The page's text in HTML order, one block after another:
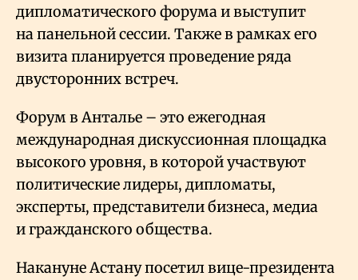
дипломатического форума и выступит
на панельной сессии. Также в рамках его
визита планируется проведение ряда
двусторонних встреч.
Форум в Анталье – это ежегодная
международная дискуссионная площадка
высокого уровня, в которой участвуют
политические лидеры, дипломаты,
эксперты, представители бизнеса, медиа
и гражданского общества.
Накануне Астану посетил вице-президента